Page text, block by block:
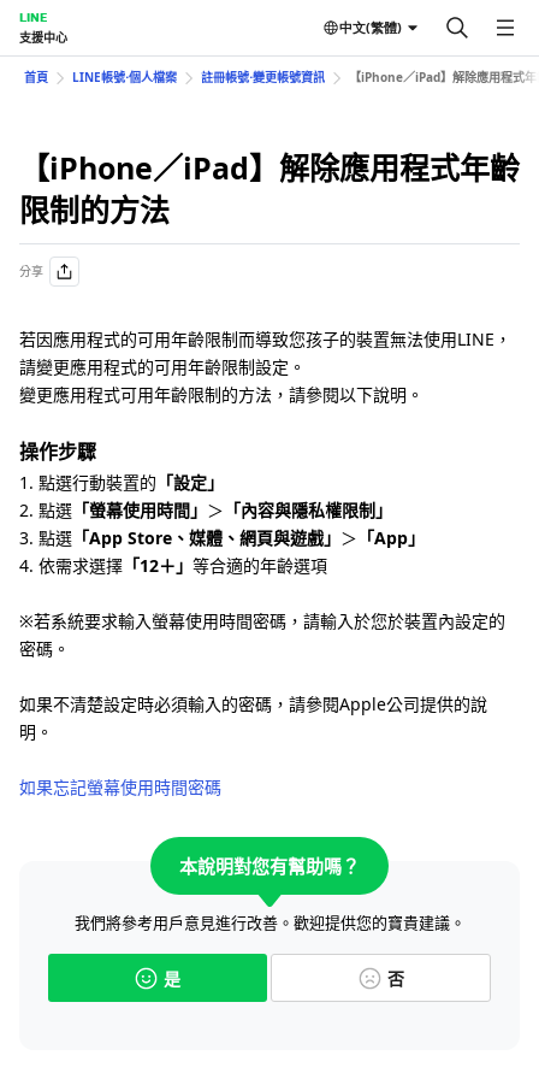
LINE
支援中心
中文(繁體)
首頁 LINE帳號⋅個人檔案 註冊帳號⋅變更帳號資訊 【iPhone／iPad】解除應用程式
【iPhone／iPad】解除應用程式年齡
限制的方法
分享
若因應用程式的可用年齡限制而導致您孩子的裝置無法使用LINE，
請變更應用程式的可用年齡限制設定。
變更應用程式可用年齡限制的方法，請參閱以下說明。
操作步驟
1. 點選行動裝置的 「設定」
2. 點選 「螢幕使用時間」 ＞ 「內容與隱私權限制」
3. 點選 「App Store、媒體、網頁與遊戲」 ＞ 「App」
4. 依需求選擇 「12＋」 等合適的年齡選項
※若系統要求輸入螢幕使用時間密碼，請輸入於您於裝置內設定的
密碼。
如果不清楚設定時必須輸入的密碼，請參閱Apple公司提供的說
明。
如果忘記螢幕使用時間密碼
本說明對您有幫助嗎？
我們將參考用戶意見進行改善。歡迎提供您的寶貴建議。
是 否